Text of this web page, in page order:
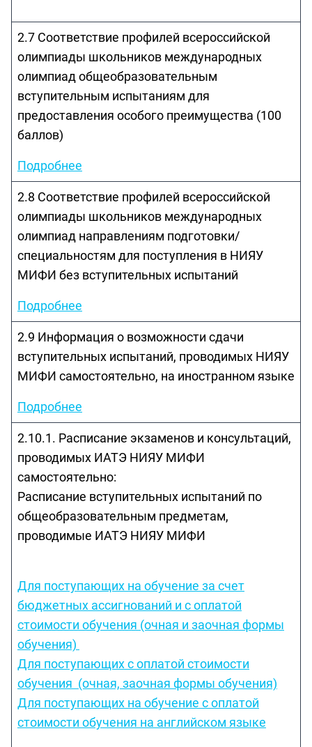
2.7 Соответствие профилей всероссийской
олимпиады школьников международных
олимпиад общеобразовательным
вступительным испытаниям для
предоставления особого преимущества (100
баллов)
Подробнее
2.8 Соответствие профилей всероссийской
олимпиады школьников международных
олимпиад направлениям подготовки/
специальностям для поступления в НИЯУ
МИФИ без вступительных испытаний
Подробнее
2.9 Информация о возможности сдачи
вступительных испытаний, проводимых НИЯУ
МИФИ самостоятельно, на иностранном языке
Подробнее
2.10.1. Расписание экзаменов и консультаций,
проводимых ИАТЭ НИЯУ МИФИ
самостоятельно:
Расписание вступительных испытаний по
общеобразовательным предметам,
проводимые ИАТЭ НИЯУ МИФИ
Для поступающих на обучение за счет
бюджетных ассигнований и с оплатой
стоимости обучения (очная и заочная формы
обучения)
Для поступающих с оплатой стоимости
обучения (очная, заочная формы обучения)
Для поступающих на обучение с оплатой
стоимости обучения на английском языке